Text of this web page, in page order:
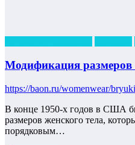
Модификация
https://baon.ru/womenwear/
В конце 1950-х годов в США
размеров женского тела,
порядковым…